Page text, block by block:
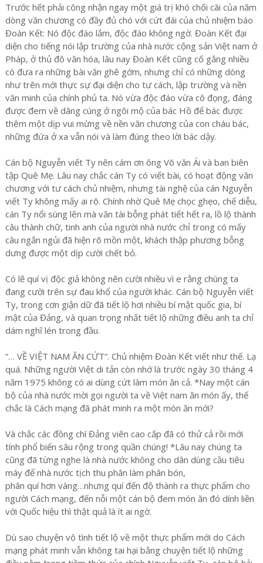
Trước hết phải công nhận ngay một giá trị khó chối cãi của năm
dòng văn chương có đầy đủ chó với cứt đái của chủ nhiệm báo
Đoàn Kết: Nó độc đáo lắm, độc đáo không ngờ. Đoàn Kết đại
diện cho tiếng nói lập trường của nhà nước cộng sản Việt nam ở
Pháp, ở thủ đô văn hóa, lâu nay Đoàn Kết cũng cố gắng nhiều
có đưa ra những bài văn ghê gớm, nhưng chỉ có những dòng
như trên mới thực sự đại diện cho tư cách, lập trường và nền
văn minh của chính phủ ta. Nó vừa độc đáo vừa cô đọng, đáng
được đem về dâng cúng ở ngôi mộ của bác Hồ để bác được
thêm một dịp vui mừng về nền văn chương của con cháu bác,
những đứa ở xa vẫn nói và làm đúng theo lời bác dậy.
Cán bộ Nguyễn viết Ty nên cám ơn ông Võ văn Ái và ban biên
tập Quê Mẹ. Lâu nay chắc cán Ty có viết bài, có hoạt động văn
chương với tư cách chủ nhiệm, nhưng tài nghệ của cán Nguyễn
viết Ty không mấy ai rõ. Chính nhờ Quê Mẹ chọc ghẹo, chế diễu,
cán Ty nổi sùng lên mà văn tài bỗng phát tiết hết ra, lồ lộ thành
câu thành chữ, tinh anh của người nhà nước chỉ trong có mấy
câu ngắn ngủi đã hiện rõ mồn một, khách thập phương bỗng
dưng được một dịp cười chết bỏ.
Có lẽ quí vị độc giả không nên cười nhiều vì e rằng chúng ta
đang cười trên sự đau khổ của người khác. Cán bộ Nguyễn viết
Ty, trong cơn giận dữ đã tiết lộ hơi nhiều bí mật quốc gia, bí
mật của Đảng, và quan trọng nhất tiết lộ những điều anh ta chỉ
dám nghĩ lén trong đầu.
“… VỀ VIỆT NAM ĂN CỨT”. Chủ nhiệm Đoàn Kết viết như thế. Lạ
quá. Những người Việt di tản còn nhớ là trước ngày 30 tháng 4
năm 1975 không có ai dùng cứt làm món ăn cả. *Nay một cán
bộ của nhà nước mời gọi người ta về Việt nam ăn món ấy, thế
chắc là Cách mạng đã phát minh ra một món ăn mới?
Và chắc các đồng chí Đảng viên cao cấp đã có thử cả rồi mới
tính phổ biến sâu rộng trong quần chúng! *Lâu nay chúng ta
cũng đã từng nghe là nhà nước không cho dân dùng cầu tiêu
máy để nhà nước tịch thu phân làm phân bón,
phân quí hơn vàng…nhưng quí đến độ thành ra thực phẩm cho
người Cách mạng, đến nỗi một cán bộ đem món ăn đó dính liền
với Quốc hiệu thì thật quả là ít ai ngờ.
Dù sao chuyện vô tình tiết lộ về một thực phẩm mới do Cách
mạng phát minh vẫn không tai hại bằng chuyện tiết lộ những